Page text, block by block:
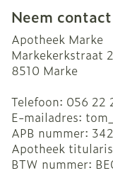
Neem
Apotheek Marke
Markekerkstraat
8510 Marke
Telefoon: 056 22
E-mailadres:
APB nummer:
Apotheek
BTW nummer: